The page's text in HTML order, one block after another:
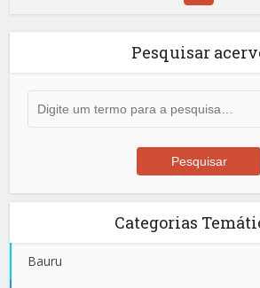
Pesquisar
Categorias
Bauru